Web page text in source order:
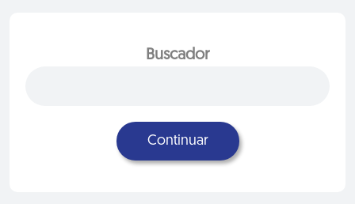
Buscador
Continuar